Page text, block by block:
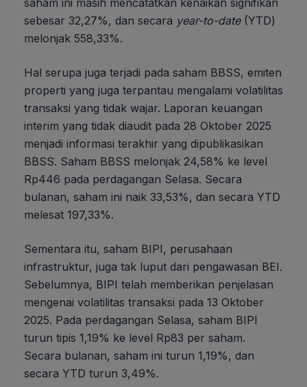
saham ini masih mencatatkan kenaikan signifikan
sebesar 32,27%, dan secara year-to-date(YTD)
melonjak 558,33%.
Hal serupa juga terjadi pada saham BBSS, emiten
properti yang juga terpantau mengalami volatilitas
transaksi yang tidak wajar. Laporan keuangan
interim yang tidak diaudit pada 28 Oktober 2025
menjadi informasi terakhir yang dipublikasikan
BBSS. Saham BBSS melonjak 24,58% ke level
Rp446 pada perdagangan Selasa. Secara
bulanan, saham ini naik 33,53%, dan secara YTD
melesat 197,33%.
Sementara itu, saham BIPI, perusahaan
infrastruktur, juga tak luput dari pengawasan BEI.
Sebelumnya, BIPI telah memberikan penjelasan
mengenai volatilitas transaksi pada 13 Oktober
2025. Pada perdagangan Selasa, saham BIPI
turun tipis 1,19% ke level Rp83 per saham.
Secara bulanan, saham ini turun 1,19%, dan
secara YTD turun 3,49%.